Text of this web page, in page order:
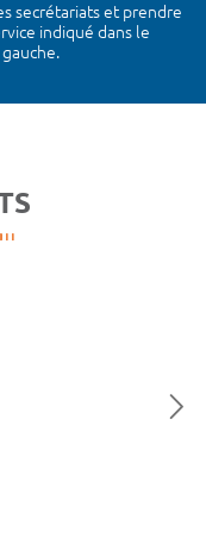
secrétariats et prendre
indiqué dans le